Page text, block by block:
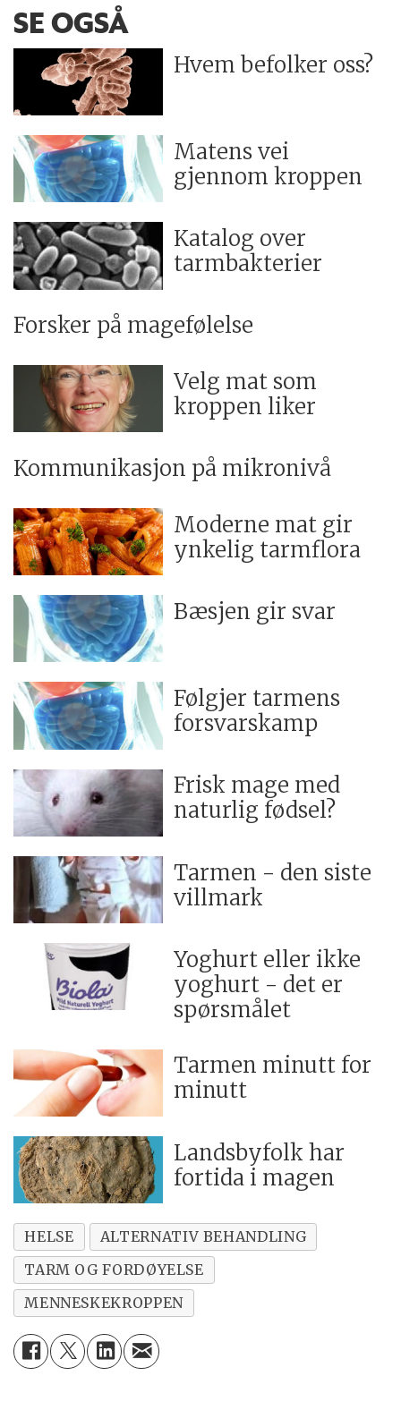
SE OGSÅ
Hvem befolker oss?
Matens vei
gjennom kroppen
Katalog over
tarmbakterier
Forsker på magefølelse
Velg mat som
kroppen liker
Kommunikasjon på mikronivå
Moderne mat gir
ynkelig tarmflora
Bæsjen gir svar
Følgjer tarmens
forsvarskamp
Frisk mage med
naturlig fødsel?
Tarmen - den siste
villmark
Yoghurt eller ikke
yoghurt - det er
spørsmålet
Tarmen minutt for
minutt
Landsbyfolk har
fortida i magen
HELSE
ALTERNATIV BEHANDLING
TARM OG FORDØYELSE
MENNESKEKROPPEN